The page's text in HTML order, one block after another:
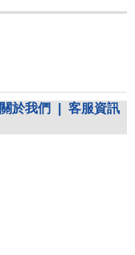
關於我們
客服資訊